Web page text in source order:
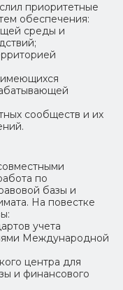
приоритетные
обеспечения:
среды и
сообществ и их
по
базы и
На повестке
учета
Международной
центра для
и финансового